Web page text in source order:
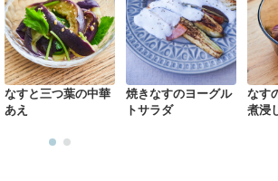
なすと三つ葉の中華
あえ
焼きなすのヨーグル
トサラダ
なす
煮浸